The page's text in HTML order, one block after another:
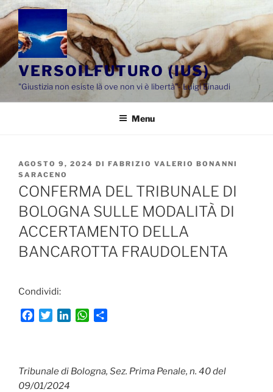
Salta
al
contenuto
VERSOILFUTURO (IUS)
"Giustizia non esiste là ove non vi è libertà"- Luigi Einaudi
Menu
PUBBLICATO
IL
AGOSTO 9, 2024 DI FABRIZIO VALERIO BONANNI
SARACENO
CONFERMA DEL TRIBUNALE DI
BOLOGNA SULLE MODALITÀ DI
ACCERTAMENTO DELLA
BANCAROTTA FRAUDOLENTA
Condividi:
b
o
t
e
e
W
s
Tribunale di Bologna, Sez. Prima Penale, n. 40 del
09/01/2024